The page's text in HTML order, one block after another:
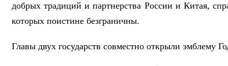
добрых традиций и партнерства России и Китая,
которых поистине безграничны.
Главы двух государств совместно открыли эмблему